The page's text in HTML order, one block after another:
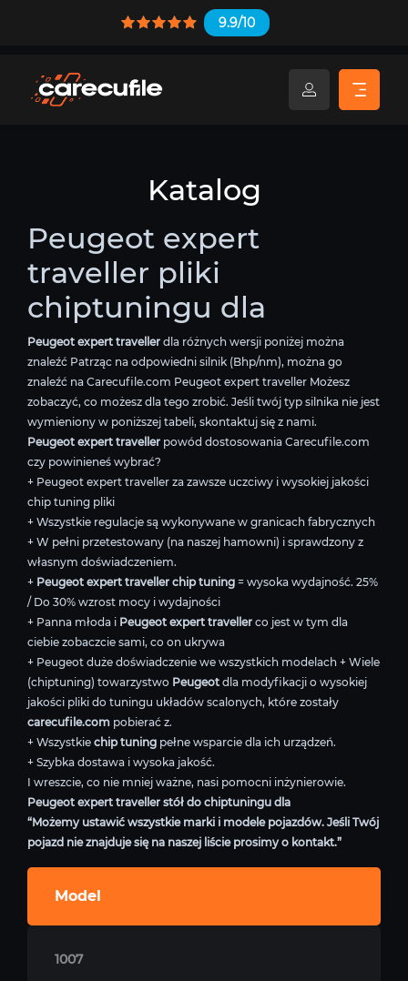
9.9/10
Katalog
Peugeot expert
traveller pliki
chiptuningu dla
Peugeot expert traveller dla różnych wersji poniżej można
znaleźć Patrząc na odpowiedni silnik (Bhp/nm), można go
znaleźć na Carecufile.com Peugeot expert traveller Możesz
zobaczyć, co możesz dla tego zrobić. Jeśli twój typ silnika nie jest
wymieniony w poniższej tabeli, skontaktuj się z nami.
Peugeot expert traveller powód dostosowania Carecufile.com
czy powinieneś wybrać?
+ Peugeot expert traveller za zawsze uczciwy i wysokiej jakości
chip tuning pliki
+ Wszystkie regulacje są wykonywane w granicach fabrycznych
+ W pełni przetestowany (na naszej hamowni) i sprawdzony z
własnym doświadczeniem.
+ Peugeot expert traveller chip tuning = wysoka wydajność. 25%
/ Do 30% wzrost mocy i wydajności
+ Panna młoda i Peugeot expert traveller co jest w tym dla
ciebie zobaczcie sami, co on ukrywa
+ Peugeot duże doświadczenie we wszystkich modelach + Wiele
(chiptuning) towarzystwo Peugeot dla modyfikacji o wysokiej
jakości pliki do tuningu układów scalonych, które zostały
carecufile.com pobierać z.
+ Wszystkie chip tuning pełne wsparcie dla ich urządzeń.
+ Szybka dostawa i wysoka jakość.
I wreszcie, co nie mniej ważne, nasi pomocni inżynierowie.
Peugeot expert traveller stół do chiptuningu dla
“Możemy ustawić wszystkie marki i modele pojazdów. Jeśli Twój
pojazd nie znajduje się na naszej liście prosimy o kontakt.”
Model
1007